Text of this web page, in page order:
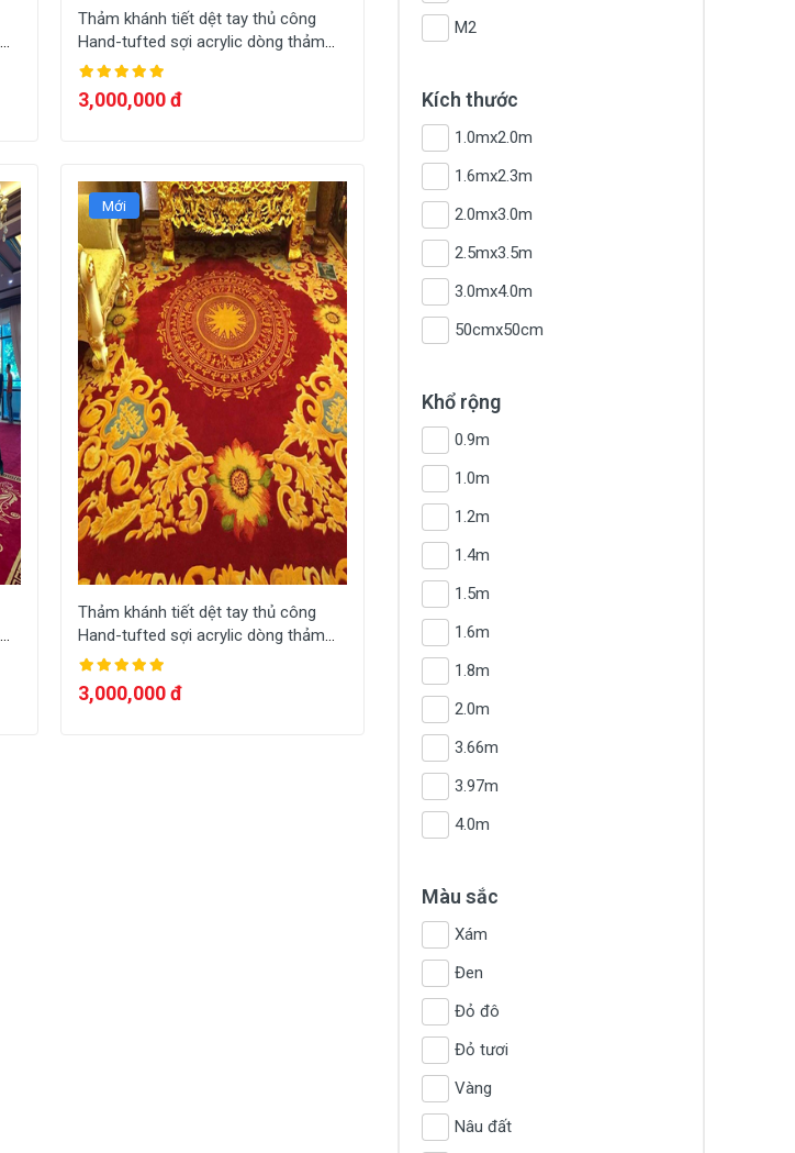
Thảm khánh tiết dệt tay thủ công
Hand-tufted sợi acrylic dòng thảm
sang trọng dệt theo yêu cầu HT-
A002
3,000,000 đ
Mới
Thảm khánh tiết dệt tay thủ công
Hand-tufted sợi acrylic dòng thảm
sang trọng dệt theo yêu cầu HT-
A005
3,000,000 đ
M2
Kích thước
1.0mx2.0m
1.6mx2.3m
2.0mx3.0m
2.5mx3.5m
3.0mx4.0m
50cmx50cm
Khổ rộng
0.9m
1.0m
1.2m
1.4m
1.5m
1.6m
1.8m
2.0m
3.66m
3.97m
4.0m
Màu sắc
Xám
Đen
Đỏ đô
Đỏ tươi
Vàng
Nâu đất